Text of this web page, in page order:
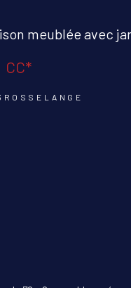
meublée avec
CC*